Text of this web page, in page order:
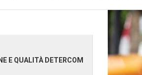
E QUALITÀ DETERCOM